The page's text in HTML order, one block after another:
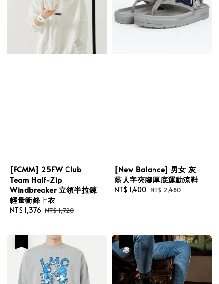
[FCMM] 25FW Club
Team Half-Zip
Windbreaker 立領半拉鍊
輕量衝鋒上衣
Sale
NT$ 1,376 Regular
NT$ 1,720
[New Balance] 男女 灰
藍人字夾腳厚底運動涼鞋
Sale
NT$ 1,400 Regular
NT$ 2,480